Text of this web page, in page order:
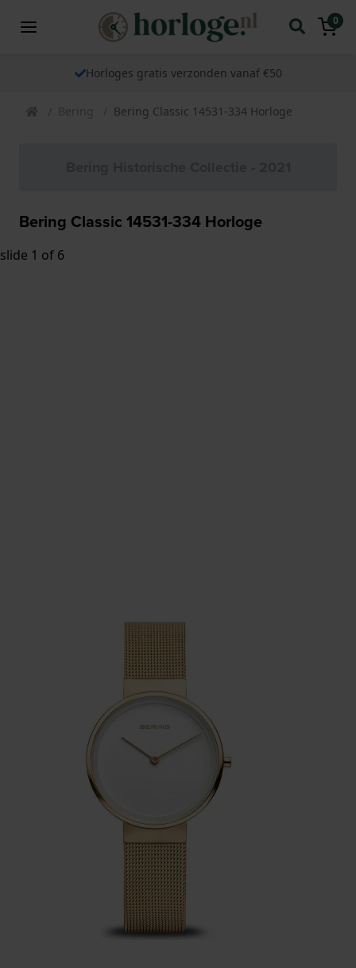
0
Horloges gratis verzonden vanaf €50
Bering Bering Classic 14531-334 Horloge
Bering Classic 14531-334 Horloge
slide 1 of 6